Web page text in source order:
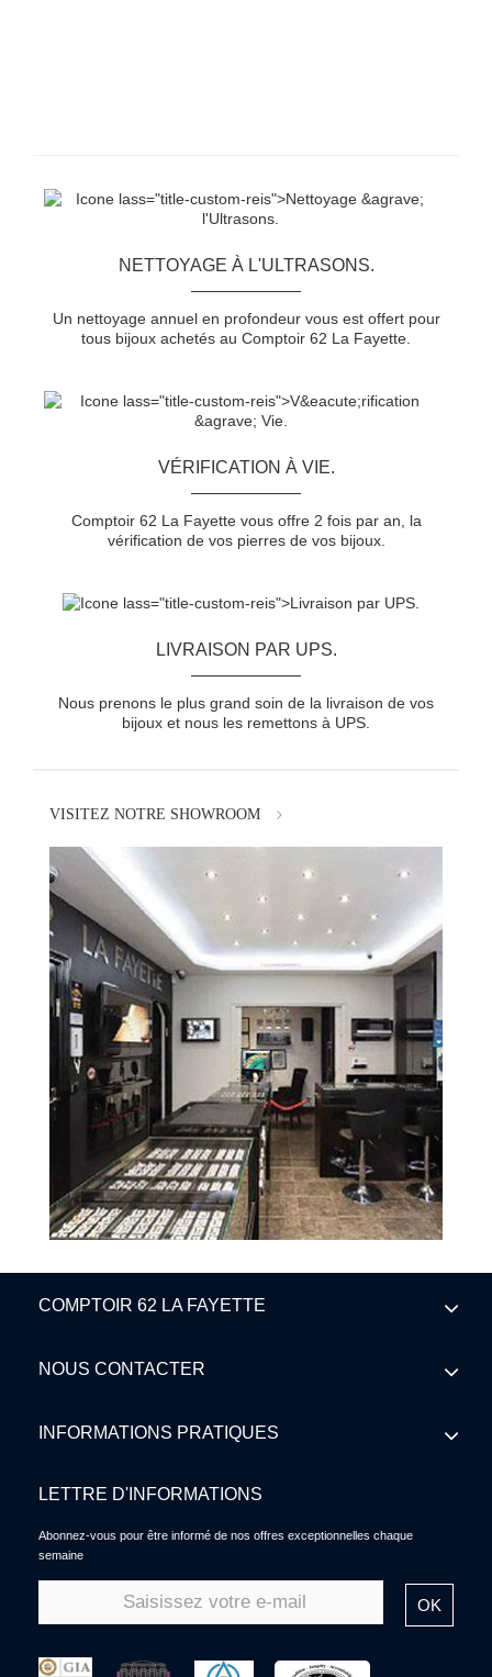
NETTOYAGE À L'ULTRASONS.
Un nettoyage annuel en profondeur vous est offert pour
tous bijoux achetés au Comptoir 62 La Fayette.
VÉRIFICATION À VIE.
Comptoir 62 La Fayette vous offre 2 fois par an, la
vérification de vos pierres de vos bijoux.
LIVRAISON PAR UPS.
Nous prenons le plus grand soin de la livraison de vos
bijoux et nous les remettons à UPS.
VISITEZ NOTRE SHOWROOM
COMPTOIR 62 LA FAYETTE
NOUS CONTACTER
INFORMATIONS PRATIQUES
LETTRE D'INFORMATIONS
Abonnez-vous pour être informé de nos offres exceptionnelles chaque
semaine
OK